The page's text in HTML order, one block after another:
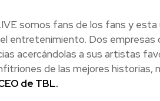
somos fans de los fans y
entretenimiento. Dos empresas
acercándolas a sus artistas
de las mejores historias,
de TBL.